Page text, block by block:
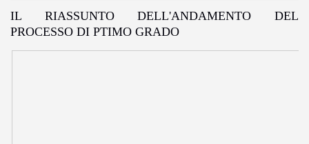
IL RIASSUNTO DELL'ANDAMENTO DEL
PROCESSO DI PTIMO GRADO